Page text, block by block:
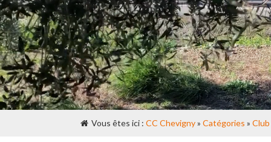
Vous êtes ici : CC Chevigny» Catégories » Club